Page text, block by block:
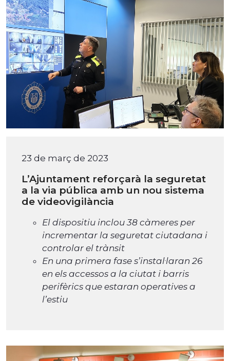
23 de març de 2023
L’Ajuntament reforçarà la seguretat
a la via pública amb un nou sistema
de videovigilància
El dispositiu inclou 38 càmeres per
incrementar la seguretat ciutadana i
controlar el trànsit
En una primera fase s’instal·laran 26
en els accessos a la ciutat i barris
perifèrics que estaran operatives a
l’estiu